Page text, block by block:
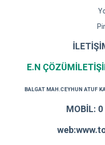
E.N
BALGAT MAH.CEYHUN ATUF
MOBİL: